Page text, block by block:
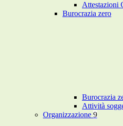
Attestazioni
Burocrazia zero
Burocrazia
Attività
Organizzazione 9